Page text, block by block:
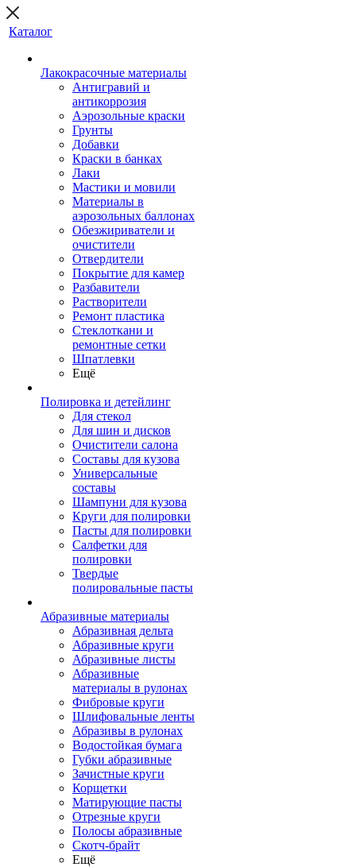
Каталог
Лакокрасочные материалы
Антигравий и
антикоррозия
Аэрозольные краски
Грунты
Добавки
Краски в банках
Лаки
Мастики и мовили
Материалы в
аэрозольных баллонах
Обезжириватели и
очистители
Отвердители
Покрытие для камер
Разбавители
Растворители
Ремонт пластика
Стеклоткани и
ремонтные сетки
Шпатлевки
Ещё
Полировка и детейлинг
Для стекол
Для шин и дисков
Очистители салона
Составы для кузова
Универсальные
составы
Шампуни для кузова
Круги для полировки
Пасты для полировки
Салфетки для
полировки
Твердые
полировальные пасты
Абразивные материалы
Абразивная дельта
Абразивные круги
Абразивные листы
Абразивные
материалы в рулонах
Фибровые круги
Шлифовальные ленты
Абразивы в рулонах
Водостойкая бумага
Губки абразивные
Зачистные круги
Корщетки
Матирующие пасты
Отрезные круги
Полосы абразивные
Скотч-брайт
Ещё